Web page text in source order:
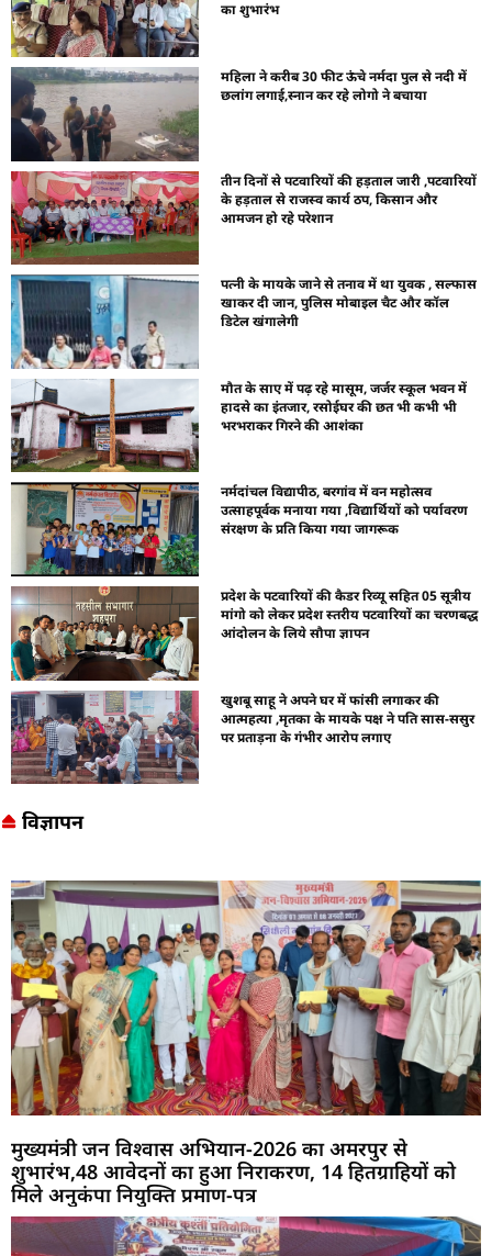
का शुभारंभ
महिला ने करीब 30 फीट ऊंचे नर्मदा पुल से नदी में
छलांग लगाई,स्नान कर रहे लोगो ने बचाया
तीन दिनों से पटवारियों की हड़ताल जारी ,पटवारियों
के हड़ताल से राजस्व कार्य ठप, किसान और
आमजन हो रहे परेशान
पत्नी के मायके जाने से तनाव में था युवक , सल्फास
खाकर दी जान, पुलिस मोबाइल चैट और कॉल
डिटेल खंगालेगी
मौत के साए में पढ़ रहे मासूम, जर्जर स्कूल भवन में
हादसे का इंतजार, रसोईघर की छत भी कभी भी
भरभराकर गिरने की आशंका
नर्मदांचल विद्यापीठ, बरगांव में वन महोत्सव
उत्साहपूर्वक मनाया गया ,विद्यार्थियों को पर्यावरण
संरक्षण के प्रति किया गया जागरूक
प्रदेश के पटवारियों की कैडर रिव्यू सहित 05 सूत्रीय
मांगो को लेकर प्रदेश स्तरीय पटवारियों का चरणबद्ध
आंदोलन के लिये सौपा ज्ञापन
खुशबू साहू ने अपने घर में फांसी लगाकर की
आत्महत्या ,मृतका के मायके पक्ष ने पति सास-ससुर
पर प्रताड़ना के गंभीर आरोप लगाए
विज्ञापन
मुख्यमंत्री जन विश्वास अभियान-2026 का अमरपुर से
शुभारंभ,48 आवेदनों का हुआ निराकरण, 14 हितग्राहियों को
मिले अनुकंपा नियुक्ति प्रमाण-पत्र